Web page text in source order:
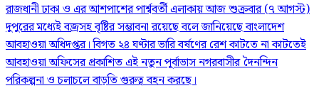
রাজধানী ঢাকা ও এর আশপাশের পার্শ্ববর্তী এলাকায় আজ শুক্রবার (৭ আগস্ট)
দুপুরের মধ্যেই বজ্রসহ বৃষ্টির সম্ভাবনা রয়েছে বলে জানিয়েছে বাংলাদেশ
আবহাওয়া অধিদপ্তর। বিগত ২৪ ঘণ্টার ভারি বর্ষণের রেশ কাটতে না কাটতেই
আবহাওয়া অফিসের প্রকাশিত এই নতুন পূর্বাভাস নগরবাসীর দৈনন্দিন
পরিকল্পনা ও চলাচলে বাড়তি গুরুত্ব বহন করছে।